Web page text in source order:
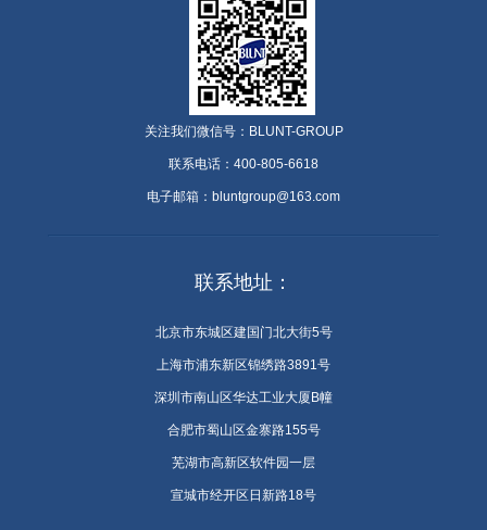
关注我们微信号：BLUNT-GROUP
联系电话：400-805-6618
电子邮箱：bluntgroup@163.com
联系地址：
北京市东城区建国门北大街5号
上海市浦东新区锦绣路3891号
深圳市南山区华达工业大厦B幢
合肥市蜀山区金寨路155号
芜湖市高新区软件园一层
宣城市经开区日新路18号